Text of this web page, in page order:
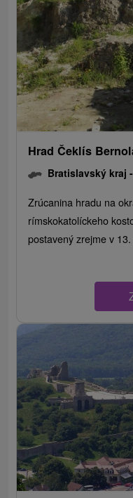
Hrad Čeklís
Bratislavský kraj -
Zrúcanina hradu na
rímskokatolíckeho
postavený zrejme v